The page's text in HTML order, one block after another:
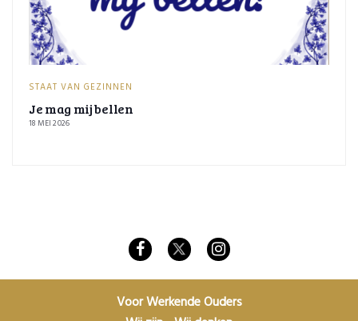
STAAT VAN GEZINNEN
Je mag mij bellen
18 MEI 2026
Voor Werkende Ouders